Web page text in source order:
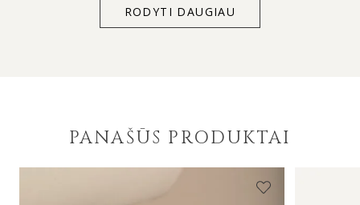
RODYTI DAUGIAU
PANAŠŪS PRODUKTAI